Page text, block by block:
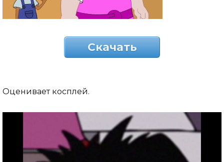
Скачать
Оценивает косплей.